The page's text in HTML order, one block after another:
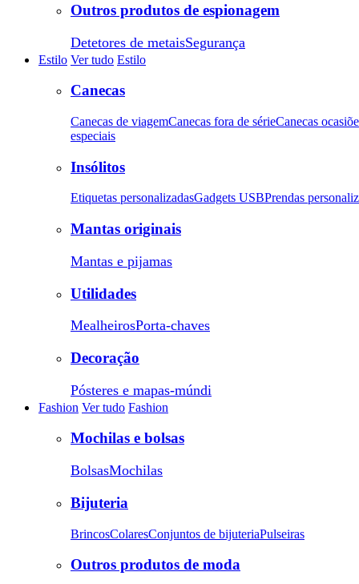
Outros produtos de espionagem
Detetores de metaisSegurança
Estilo Ver tudo Estilo
Canecas
Canecas de viagemCanecas fora de sérieCanecas
especiais
Insólitos
Etiquetas personalizadasGadgets USBPrendas
Mantas originais
Mantas e pijamas
Utilidades
MealheirosPorta-chaves
Decoração
Pósteres e mapas-múndi
Fashion Ver tudo Fashion
Mochilas e bolsas
BolsasMochilas
Bijuteria
BrincosColaresConjuntos de bijuteriaPulseiras
Outros produtos de moda